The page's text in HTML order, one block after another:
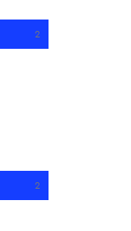
2
2